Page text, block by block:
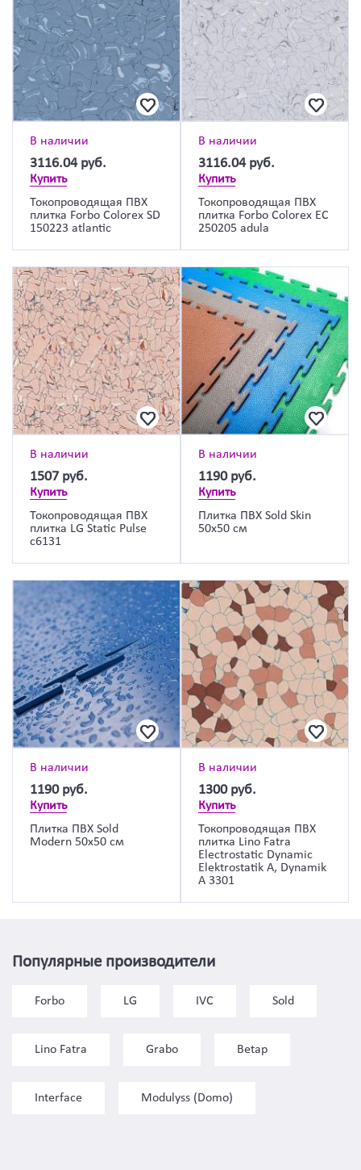
В наличии
3116.04 руб.
Купить
Токопроводящая ПВХ
плитка Forbo Colorex SD
150223 atlantic
В наличии
3116.04 руб.
Купить
Токопроводящая ПВХ
плитка Forbo Colorex EC
250205 adula
В наличии
1507 руб.
Купить
Токопроводящая ПВХ
плитка LG Static Pulse
c6131
В наличии
1190 руб.
Купить
Плитка ПВХ Sold Skin
50х50 см
В наличии
1190 руб.
Купить
Плитка ПВХ Sold
Modern 50х50 см
В наличии
1300 руб.
Купить
Токопроводящая ПВХ
плитка Lino Fatra
Electrostatic Dynamic
Elektrostatik A, Dynamik
A 3301
Популярные производители
Forbo LG IVC Sold
Lino Fatra Grabo Betap
Interface Modulyss (Domo)